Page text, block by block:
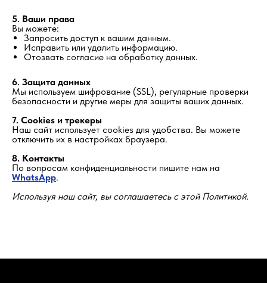
5. Ваши права
Вы можете:
Запросить доступ к вашим данным.
Исправить или удалить информацию.
Отозвать согласие на обработку данных.
6. Защита данных
Мы используем шифрование (SSL), регулярные проверки
безопасности и другие меры для защиты ваших данных.
7. Cookies и трекеры
Наш сайт использует cookies для удобства. Вы можете
отключить их в настройках браузера.
8. Контакты
По вопросам конфиденциальности пишите нам на
WhatsApp.
Используя наш сайт, вы соглашаетесь с этой Политикой.